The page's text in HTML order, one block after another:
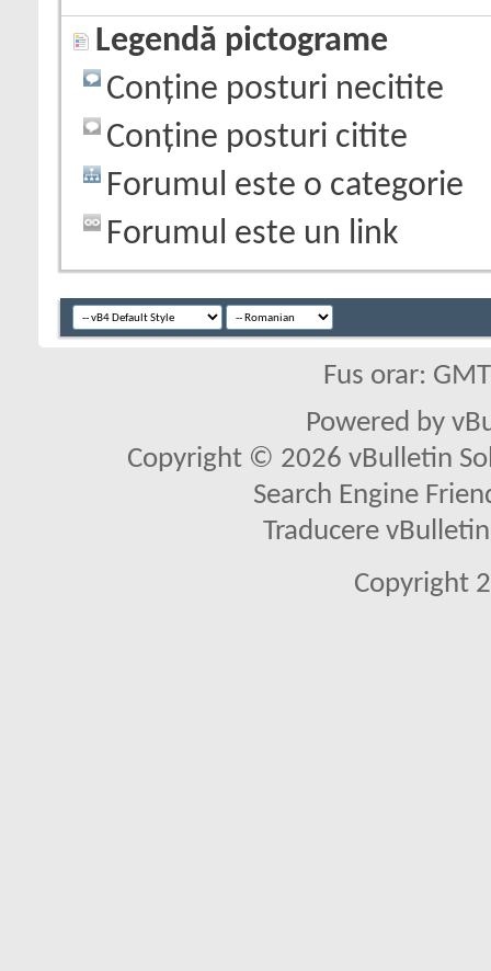
Legendă pictograme
Conține posturi necitite
Conține posturi citite
Forumul este o categorie
Forumul este un link
Fus orar:
Powered by
Copyright © 2026 vBulletin
Search Engine
Traducere
Copyright